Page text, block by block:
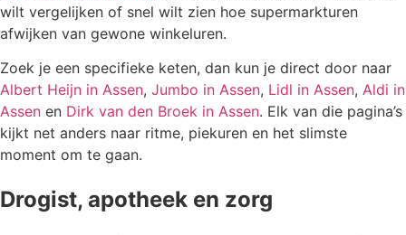
wilt vergelijken of snel wilt zien hoe supermarkturen
afwijken van gewone winkeluren.
Zoek je een specifieke keten, dan kun je direct door naar
Albert Heijn in Assen, Jumbo in Assen, Lidl in Assen, Aldi in
Assen en Dirk van den Broek in Assen. Elk van die pagina’s
kijkt net anders naar ritme, piekuren en het slimste
moment om te gaan.
Drogist, apotheek en zorg